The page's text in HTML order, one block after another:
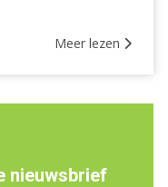
Meer lezen
nieuwsbrief